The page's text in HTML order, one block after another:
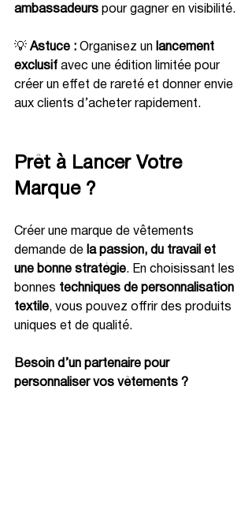
ambassadeurs pour gagner en visibilité.
💡 Astuce : Organisez un lancement
exclusif avec une édition limitée pour
créer un effet de rareté et donner envie
aux clients d’acheter rapidement.
Prêt à Lancer Votre
Marque ?
Créer une marque de vêtements
demande de la passion, du travail et
une bonne stratégie. En choisissant les
bonnes techniques de personnalisation
textile, vous pouvez offrir des produits
uniques et de qualité.
Besoin d’un partenaire pour
personnaliser vos vêtements ?